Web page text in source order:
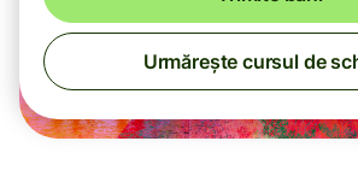
Urmărește cursul de